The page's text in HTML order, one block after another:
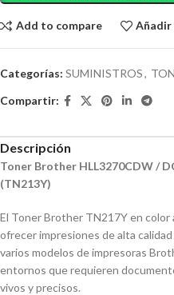
Add to compare Añadir
Categorías: SUMINISTROS,
Compartir:
Descripción
Toner Brother HLL3270CDW /
(TN213Y)
El Toner Brother TN217Y en color
ofrecer impresiones de alta
varios modelos de impresoras
entornos que requieren
vivos y precisos.